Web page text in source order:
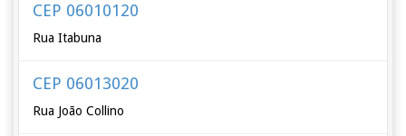
CEP 06010120
Rua Itabuna
CEP 06013020
Rua João Collino